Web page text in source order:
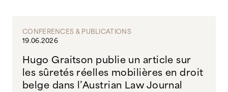
CONFERENCES & PUBLICATIONS
19.06.2026
Hugo Graitson publie un article sur
les sûretés réelles mobilières en droit
belge dans l’Austrian Law Journal